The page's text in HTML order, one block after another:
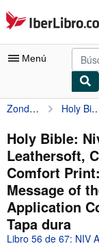
Pasar al contenido
IberLibro.com
Menú
Mi cuenta
Consultar mis
Búsqueda
Colecciones
Libros antiguos
Arte y coleccionismo
Zondervan Holy Bible: Niv Application Bible, Leathersoft, Coral/gray, Red Letter, Comfort Print: Bringing the Ancient Message of the Bible into Your World (Niv Application Commentary Resources)
Holy Bible:
Leathersoft,
Comfort
Message of
Application
Tapa dura
Libro 56 de 67: NIV